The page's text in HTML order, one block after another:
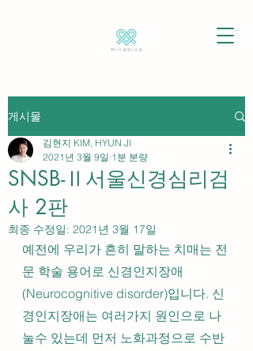
게시물
SNSB-Ⅱ서울신경심리검
사 2판
김현지 KIM, HYUN JI
2021년 3월 9일 1분 분량
최종 수정일: 2021년 3월 17일
예전에 우리가 흔히 말하는 치매는 전
문 학술 용어로 신경인지장애
(Neurocognitive disorder)입니다. 신
경인지장애는 여러가지 원인으로 나
눌수 있는데 먼저 노화과정으로 수반